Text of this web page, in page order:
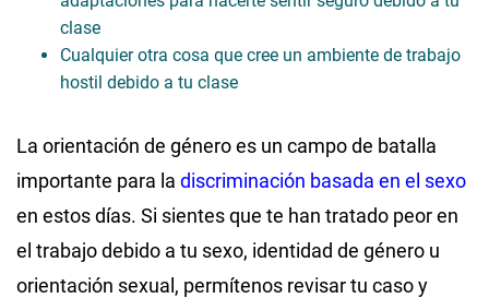
clase
Cualquier otra cosa que cree un ambiente de trabajo
hostil debido a tu clase
La orientación de género es un campo de batalla
importante para la discriminación basada en el sexo
en estos días. Si sientes que te han tratado peor en
el trabajo debido a tu sexo, identidad de género u
orientación sexual, permítenos revisar tu caso y